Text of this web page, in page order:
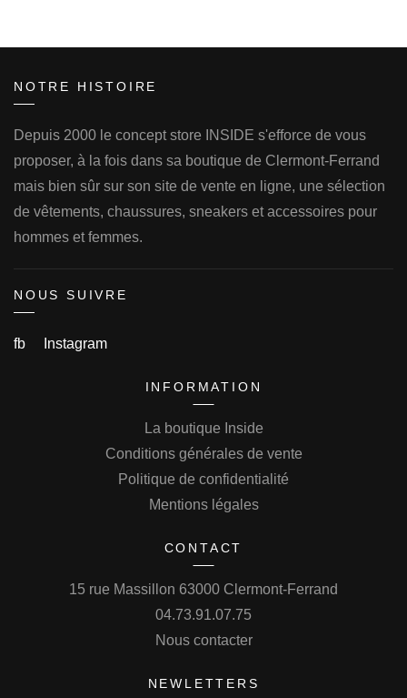
NOTRE HISTOIRE
Depuis 2000 le concept store INSIDE s'efforce de vous
proposer, à la fois dans sa boutique de Clermont-Ferrand
mais bien sûr sur son site de vente en ligne, une sélection
de vêtements, chaussures, sneakers et accessoires pour
hommes et femmes.
NOUS SUIVRE
fb Instagram
INFORMATION
La boutique Inside
Conditions générales de vente
Politique de confidentialité
Mentions légales
CONTACT
15 rue Massillon 63000 Clermont-Ferrand
04.73.91.07.75
Nous contacter
NEWLETTERS